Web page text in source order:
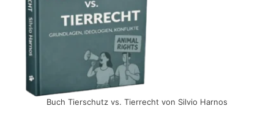
Buch Tierschutz vs. Tierrecht von Silvio Harnos